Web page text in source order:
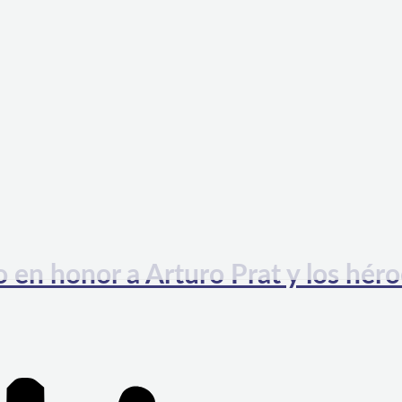
honor a Arturo Prat y los